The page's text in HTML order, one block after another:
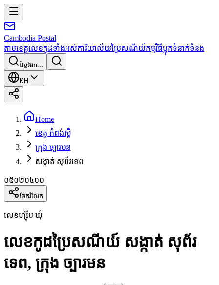
Cambodia Postal
តាមខេត្តលេខកូដទាំងអស់ការិយាល័យប្រៃសណីយ៍កម្មវិធីប្លុកទំនាក់ទំនង
ស្វែងរក...
KH
Home
ខេត្ត កំពង់ស្ពឺ
ក្រុង ច្បារមន
សង្កាត់ សុព័រទេព
០៥០២០៤០០
ចែករំលែក
លេខហ្ស៊ីប ឃុំ
លេខកូដប្រៃសណីយ៍ សង្កាត់ សុព័រ
ទេព, ក្រុង ច្បារមន